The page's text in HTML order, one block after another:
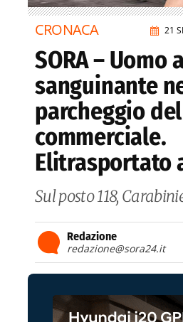
21
CRONACA
SORA – Uomo
sanguinante
parcheggio
commerciale.
Elitrasportato
Sul posto 118,
Redazione
redazione@sora24.it